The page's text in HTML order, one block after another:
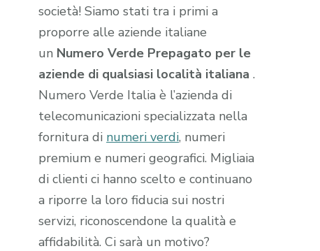
società! Siamo stati tra i primi a
proporre alle aziende italiane
un Numero Verde Prepagato per le
aziende di qualsiasi località italiana.
Numero Verde Italia è l’azienda di
telecomunicazioni specializzata nella
fornitura di numeri verdi, numeri
premium e numeri geografici. Migliaia
di clienti ci hanno scelto e continuano
a riporre la loro fiducia sui nostri
servizi, riconoscendone la qualità e
affidabilità. Ci sarà un motivo?